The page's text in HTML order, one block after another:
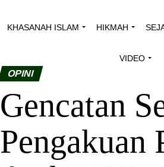
KHASANAH ISLAM HIKMAH SEJARAH
OPINI
Gencatan
Pahit yang